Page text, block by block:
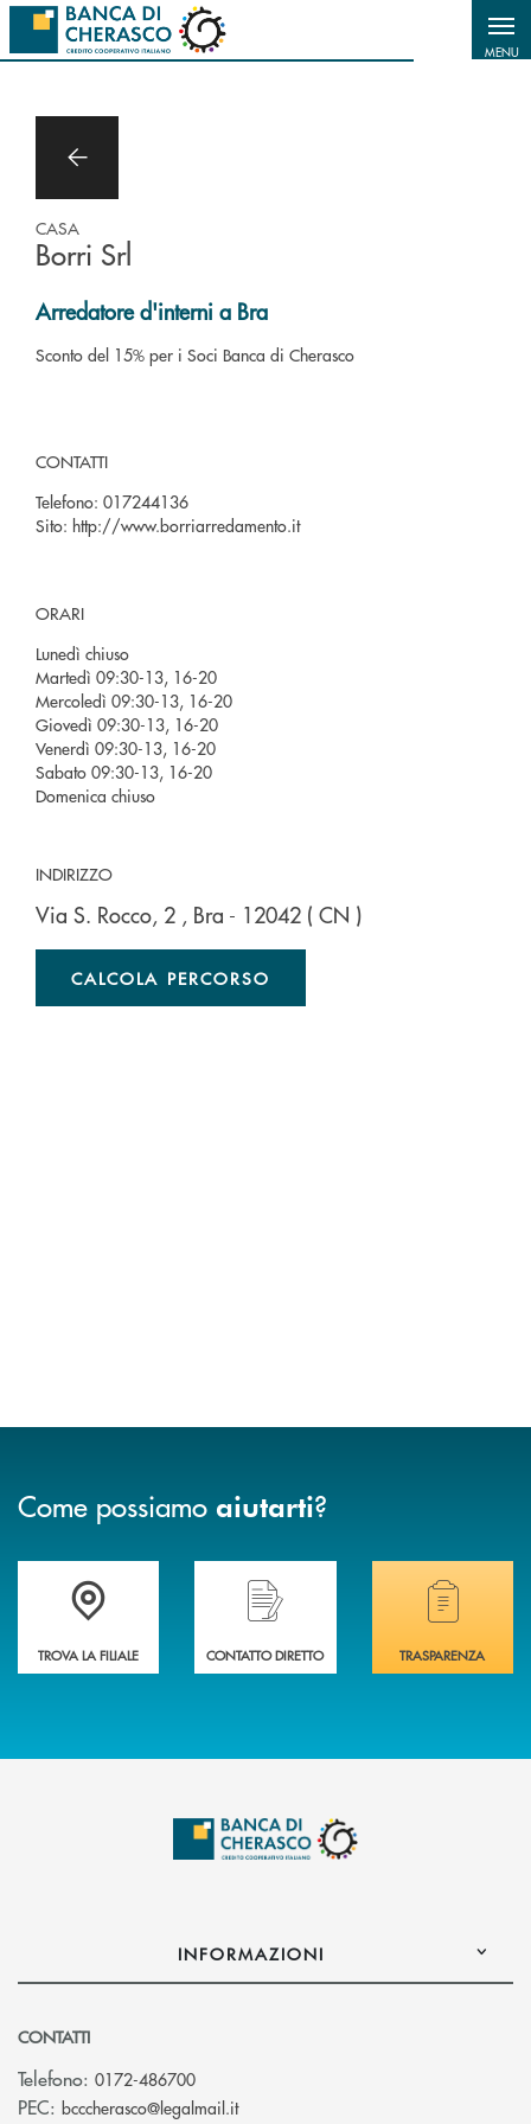
Salta al contenuto principale
MENU
CASA
Borri Srl
Arredatore d'interni a Bra
Sconto del 15% per i Soci Banca di Cherasco
CONTATTI
Telefono: 017244136
Sito: http://www.borriarredamento.it
ORARI
Lunedì chiuso
Martedì 09:30-13, 16-20
Mercoledì 09:30-13, 16-20
Giovedì 09:30-13, 16-20
Venerdì 09:30-13, 16-20
Sabato 09:30-13, 16-20
Domenica chiuso
INDIRIZZO
Via S. Rocco, 2 , Bra - 12042 ( CN )
CALCOLA PERCORSO
Come possiamo aiutarti?
Accedi all' elenco completo delle filiali .
TROVA LA FILIALE
Hai bisogno di assistenza immediata?
CONTATTO DIRETTO
Hai bisogno di
TRASPARENZA
INFORMAZIONI
CONTATTI
Telefono: 0172-486700
PEC: bcccherasco@legalmail.it(si apre l’app di posta elettronica)